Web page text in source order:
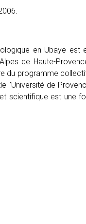
en Ubaye
de Haute-
du programme
l’Université de
scientifique est une